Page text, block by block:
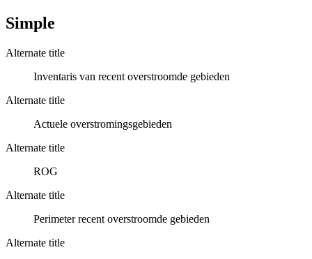
Simple
Alternate title
Inventaris van recent overstroomde gebieden
Alternate title
Actuele overstromingsgebieden
Alternate title
ROG
Alternate title
Perimeter recent overstroomde gebieden
Alternate title